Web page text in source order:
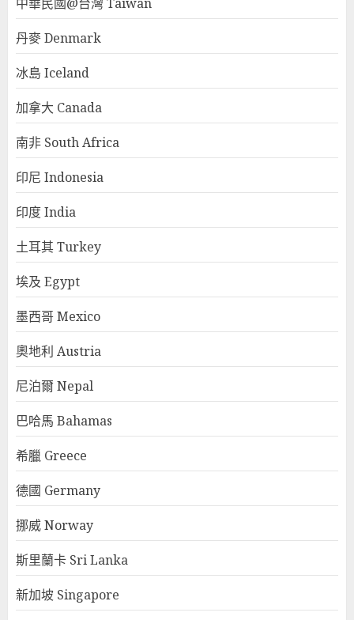
丹麥 Denmark
冰島 Iceland
加拿大 Canada
南非 South Africa
印尼 Indonesia
印度 India
土耳其 Turkey
埃及 Egypt
墨西哥 Mexico
奧地利 Austria
尼泊爾 Nepal
巴哈馬 Bahamas
希臘 Greece
德國 Germany
挪威 Norway
斯里蘭卡 Sri Lanka
新加坡 Singapore